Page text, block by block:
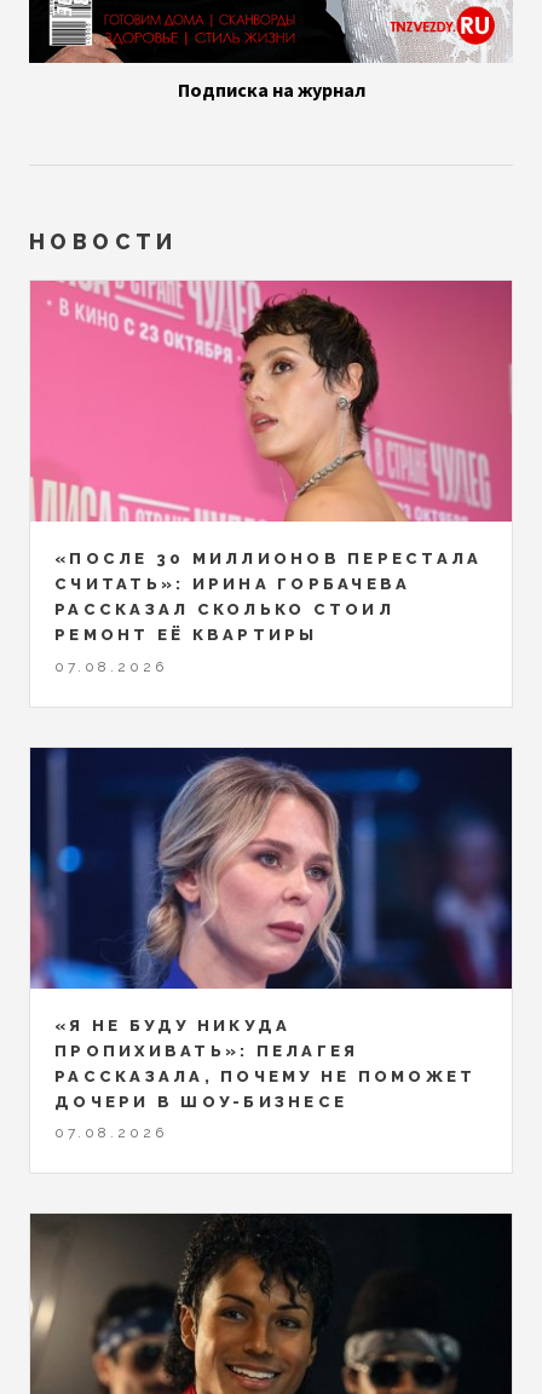
Подписка на журнал
НОВОСТИ
«ПОСЛЕ 30 МИЛЛИОНОВ ПЕРЕСТАЛА
СЧИТАТЬ»: ИРИНА ГОРБАЧЕВА
РАССКАЗАЛ СКОЛЬКО СТОИЛ
РЕМОНТ ЕЁ КВАРТИРЫ
07.08.2026
«Я НЕ БУДУ НИКУДА
ПРОПИХИВАТЬ»: ПЕЛАГЕЯ
РАССКАЗАЛА, ПОЧЕМУ НЕ ПОМОЖЕТ
ДОЧЕРИ В ШОУ-БИЗНЕСЕ
07.08.2026